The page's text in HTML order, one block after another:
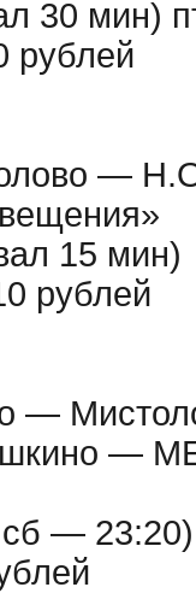
30 мин)
рублей
—
15 мин)
рублей
—
—
— 23:20)